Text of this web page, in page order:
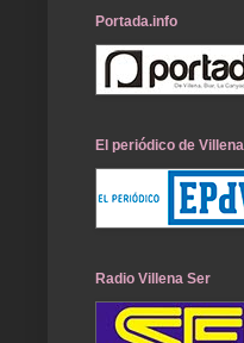
Portada.info
El periódico de Villena
Radio Villena Ser